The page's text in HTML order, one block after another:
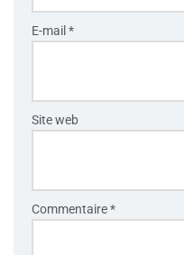
E-mail *
Site web
Commentaire*